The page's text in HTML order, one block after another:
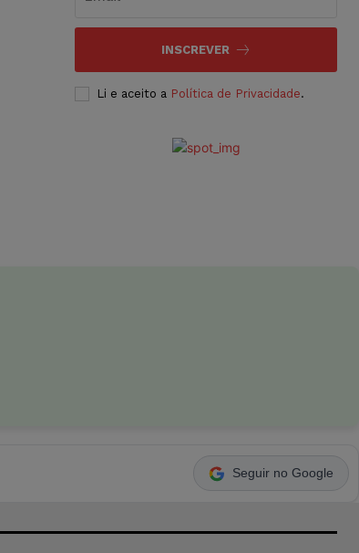
INSCREVER
Li e aceito a Política de Privacidade.
Seguir no Google